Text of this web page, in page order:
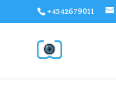
+4542679011